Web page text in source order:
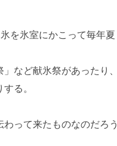
を氷室にかこって毎年夏
など献氷祭があったり、
る。
って来たものなのだろう